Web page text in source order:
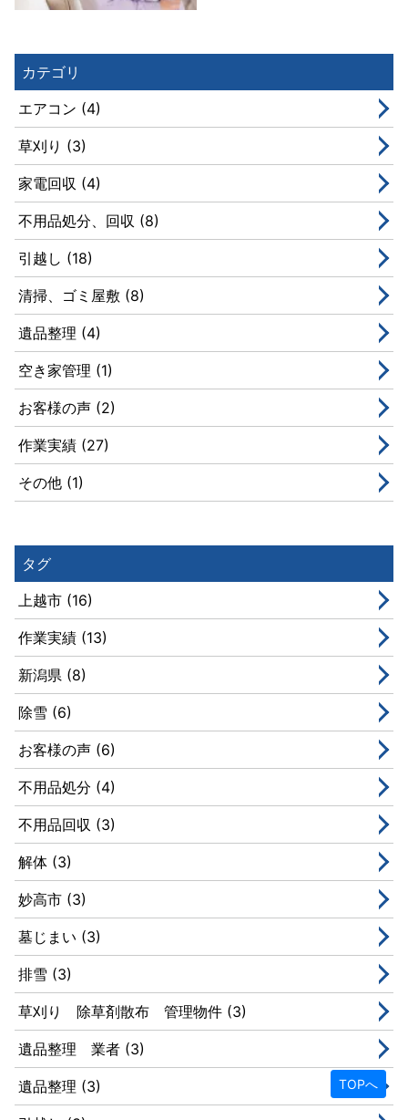
カテゴリ
エアコン (4)
草刈り (3)
家電回収 (4)
不用品処分、回収 (8)
引越し (18)
清掃、ゴミ屋敷 (8)
遺品整理 (4)
空き家管理 (1)
お客様の声 (2)
作業実績 (27)
その他 (1)
タグ
上越市 (16)
作業実績 (13)
新潟県 (8)
除雪 (6)
お客様の声 (6)
不用品処分 (4)
不用品回収 (3)
解体 (3)
妙高市 (3)
墓じまい (3)
排雪 (3)
草刈り 除草剤散布 管理物件 (3)
遺品整理 業者 (3)
遺品整理 (3) TOPへ